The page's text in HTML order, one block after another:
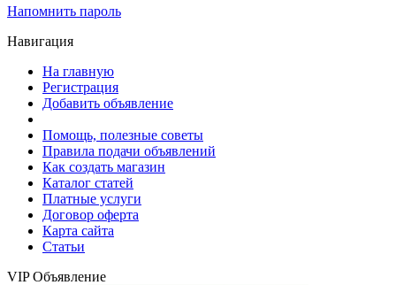
Напомнить пароль
Навигация
На главную
Регистрация
Добавить объявление
Помощь, полезные советы
Правила подачи объявлений
Как создать магазин
Каталог статей
Платные услуги
Договор оферта
Карта сайта
Статьи
VIP Объявление